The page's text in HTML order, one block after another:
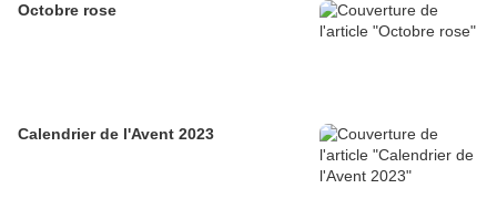
Octobre rose
Calendrier de l'Avent 2023